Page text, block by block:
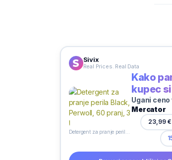
Sivix
Real Prices. Real Data
Kako
kupec
Ugani
Mercator
23,99 €